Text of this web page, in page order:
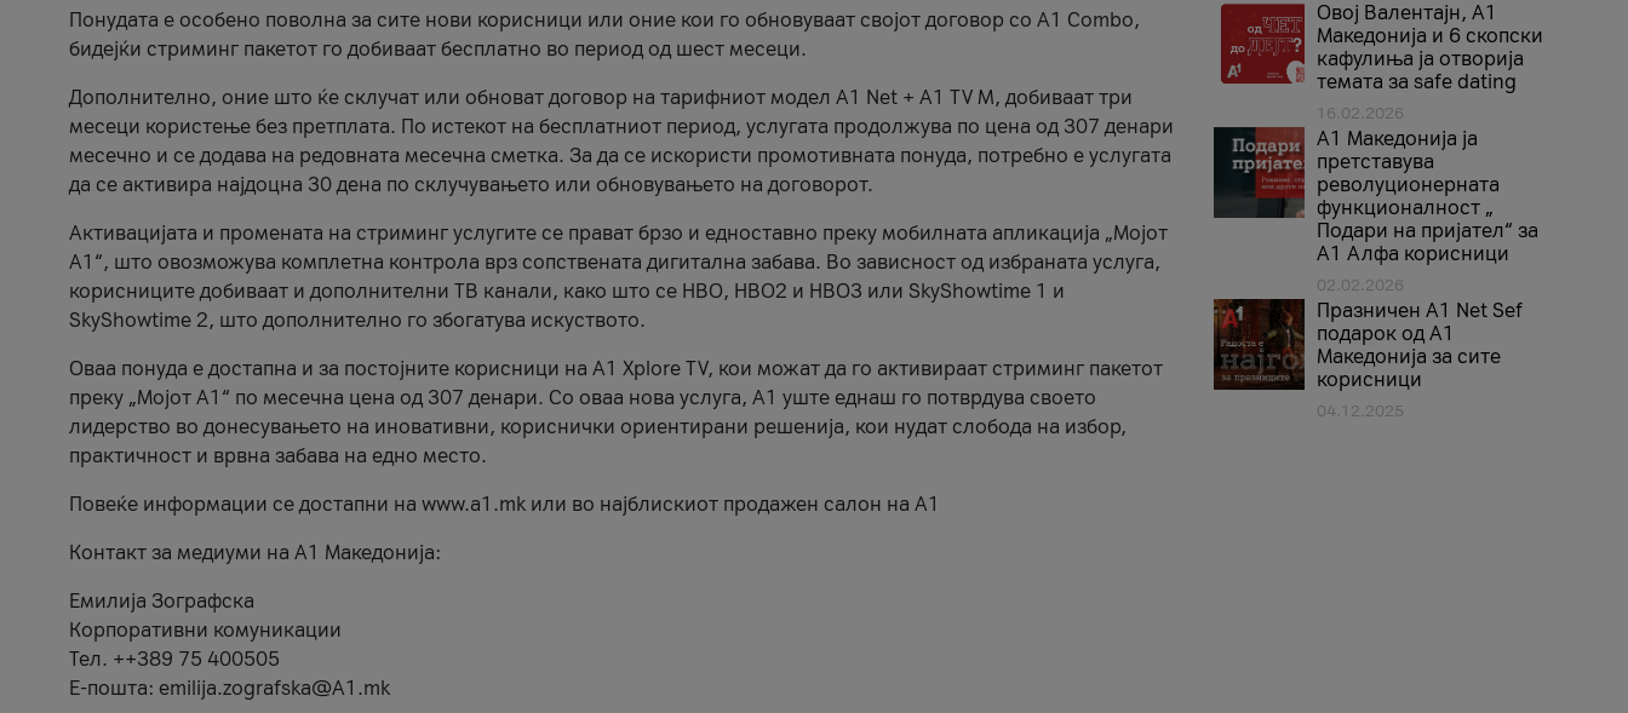
Понудата е особено поволна за сите нови корисници или оние кои го обновуваат својот договор со A1 Combo,
бидејќи стриминг пакетот го добиваат бесплатно во период од шест месеци.
Дополнително, оние што ќе склучат или обноват договор на тарифниот модел A1 Net + A1 TV M, добиваат три
месеци користење без претплата. По истекот на бесплатниот период, услугата продолжува по цена од 307 денари
месечно и се додава на редовната месечна сметка. За да се искористи промотивната понуда, потребно е услугата
да се активира најдоцна 30 дена по склучувањето или обновувањето на договорот.
Активацијата и промената на стриминг услугите се прават брзо и едноставно преку мобилната апликација „Мојот
А1“, што овозможува комплетна контрола врз сопствената дигитална забава. Во зависност од избраната услуга,
корисниците добиваат и дополнителни ТВ канали, како што се HBO, HBO2 и HBO3 или SkyShowtime 1 и
SkyShowtime 2, што дополнително го збогатува искуството.
Оваа понуда е достапна и за постојните корисници на A1 Xplore TV, кои можат да го активираат стриминг пакетот
преку „Мојот А1“ по месечна цена од 307 денари. Со оваа нова услуга, А1 уште еднаш го потврдува своето
лидерство во донесувањето на иновативни, кориснички ориентирани решенија, кои нудат слобода на избор,
практичност и врвна забава на едно место.
Повеќе информации се достапни на www.a1.mk или во најблискиот продажен салон на А1
Контакт за медиуми на А1 Македонија:
Емилија Зографска
Корпоративни комуникации
Тел. ++389 75 400505
Е-пошта: emilija.zografska@A1.mk
Овој Валентајн, A1
Македонија и 6 скопски
кафулиња ја отворија
темата за safe dating
16.02.2026
А1 Македонија ја
претставува
револуционерната
функционалност „
Подари на пријател“ за
А1 Алфа корисници
02.02.2026
Празничен A1 Net Sеf
подарок од А1
Македонија за сите
корисници
04.12.2025